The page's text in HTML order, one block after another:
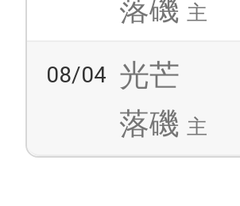
落磯 主
08/04 光芒
落磯 主